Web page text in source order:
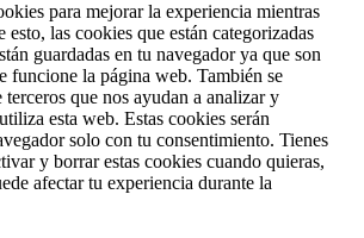
para mejorar la experiencia mientras
esto, las cookies que están categorizadas
guardadas en tu navegador ya que son
funcione la página web. También se
que nos ayudan a analizar y
esta web. Estas cookies serán
solo con tu consentimiento. Tienes
y borrar estas cookies cuando quieras,
afectar tu experiencia durante la